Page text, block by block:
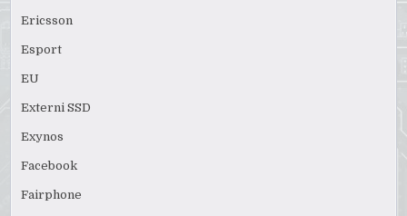
Ericsson
Esport
EU
Externi SSD
Exynos
Facebook
Fairphone